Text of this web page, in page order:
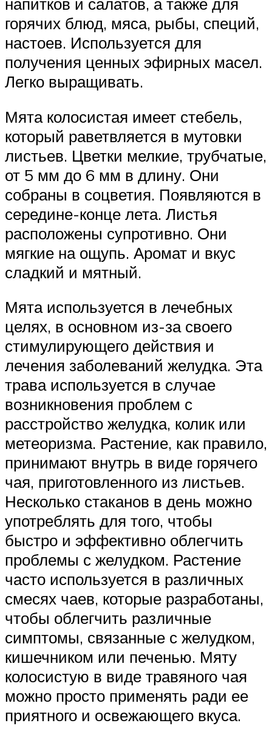
горячих блюд, мяса, рыбы, специй,
настоев. Используется для
получения ценных эфирных масел.
Легко выращивать.
Мята колосистая имеет стебель,
который раветвляется в мутовки
листьев. Цветки мелкие, трубчатые,
от 5 мм до 6 мм в длину. Они
собраны в соцветия. Появляются в
середине-конце лета. Листья
расположены супротивно. Они
мягкие на ощупь. Аромат и вкус
сладкий и мятный.
Мята используется в лечебных
целях, в основном из-за своего
стимулирующего действия и
лечения заболеваний желудка. Эта
трава используется в случае
возникновения проблем с
расстройство желудка, колик или
метеоризма. Растение, как правило,
принимают внутрь в виде горячего
чая, приготовленного из листьев.
Несколько стаканов в день можно
употреблять для того, чтобы
быстро и эффективно облегчить
проблемы с желудком. Растение
часто используется в различных
смесях чаев, которые разработаны,
чтобы облегчить различные
симптомы, связанные с желудком,
кишечником или печенью. Мяту
колосистую в виде травяного чая
можно просто применять ради ее
приятного и освежающего вкуса.